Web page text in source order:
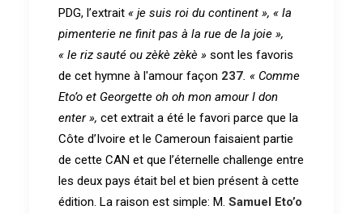
PDG, l’extrait « je suis roi du continent », « la
pimenterie ne finit pas à la rue de la joie »,
« le riz sauté ou zèkè zèkè » sont les favoris
de cet hymne à l'amour façon 237 . « Comme
Eto’o et Georgette oh oh mon amour I don
enter », cet extrait a été le favori parce que la
Côte d’Ivoire et le Cameroun faisaient partie
de cette CAN et que l’éternelle challenge entre
les deux pays était bel et bien présent à cette
édition. La raison est simple: M. Samuel Eto’o